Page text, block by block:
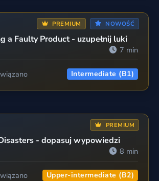
PREMIUM NOWOŚĆ
a Faulty Product - uzupełnij luki
7 min
Intermediate (B1)
PREMIUM
- dopasuj wypowiedzi
8 min
Upper-intermediate (B2)